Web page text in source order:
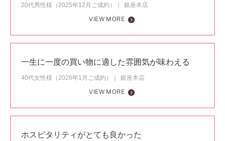
20代男性様（2025年12月ご成約）
銀座本店
VIEW MORE
一生に一度の買い物に適した雰囲気が味わえる
40代女性様（2026年1月ご成約）
銀座本店
VIEW MORE
ホスピタリティがとても良かった